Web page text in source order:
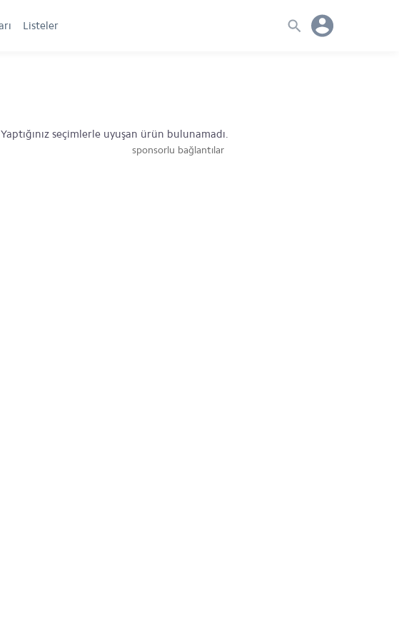
Listeler
Yaptığınız seçimlerle uyuşan ürün bulunamadı.
sponsorlu bağlantılar